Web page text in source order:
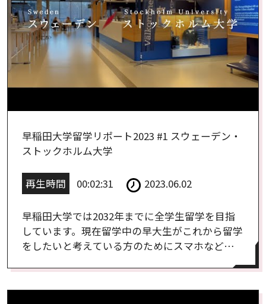
早稲田大学留学リポート2023 #1 スウェーデン・
ストックホルム大学
再生時間 00:02:31 2023.06.02
早稲田大学では2032年までに全学生留学を目指
しています。現在留学中の早大生がこれから留学
をしたいと考えている方のためにスマホなどで
ル動画【スウェーデン・ストックホルム大学
編】です。